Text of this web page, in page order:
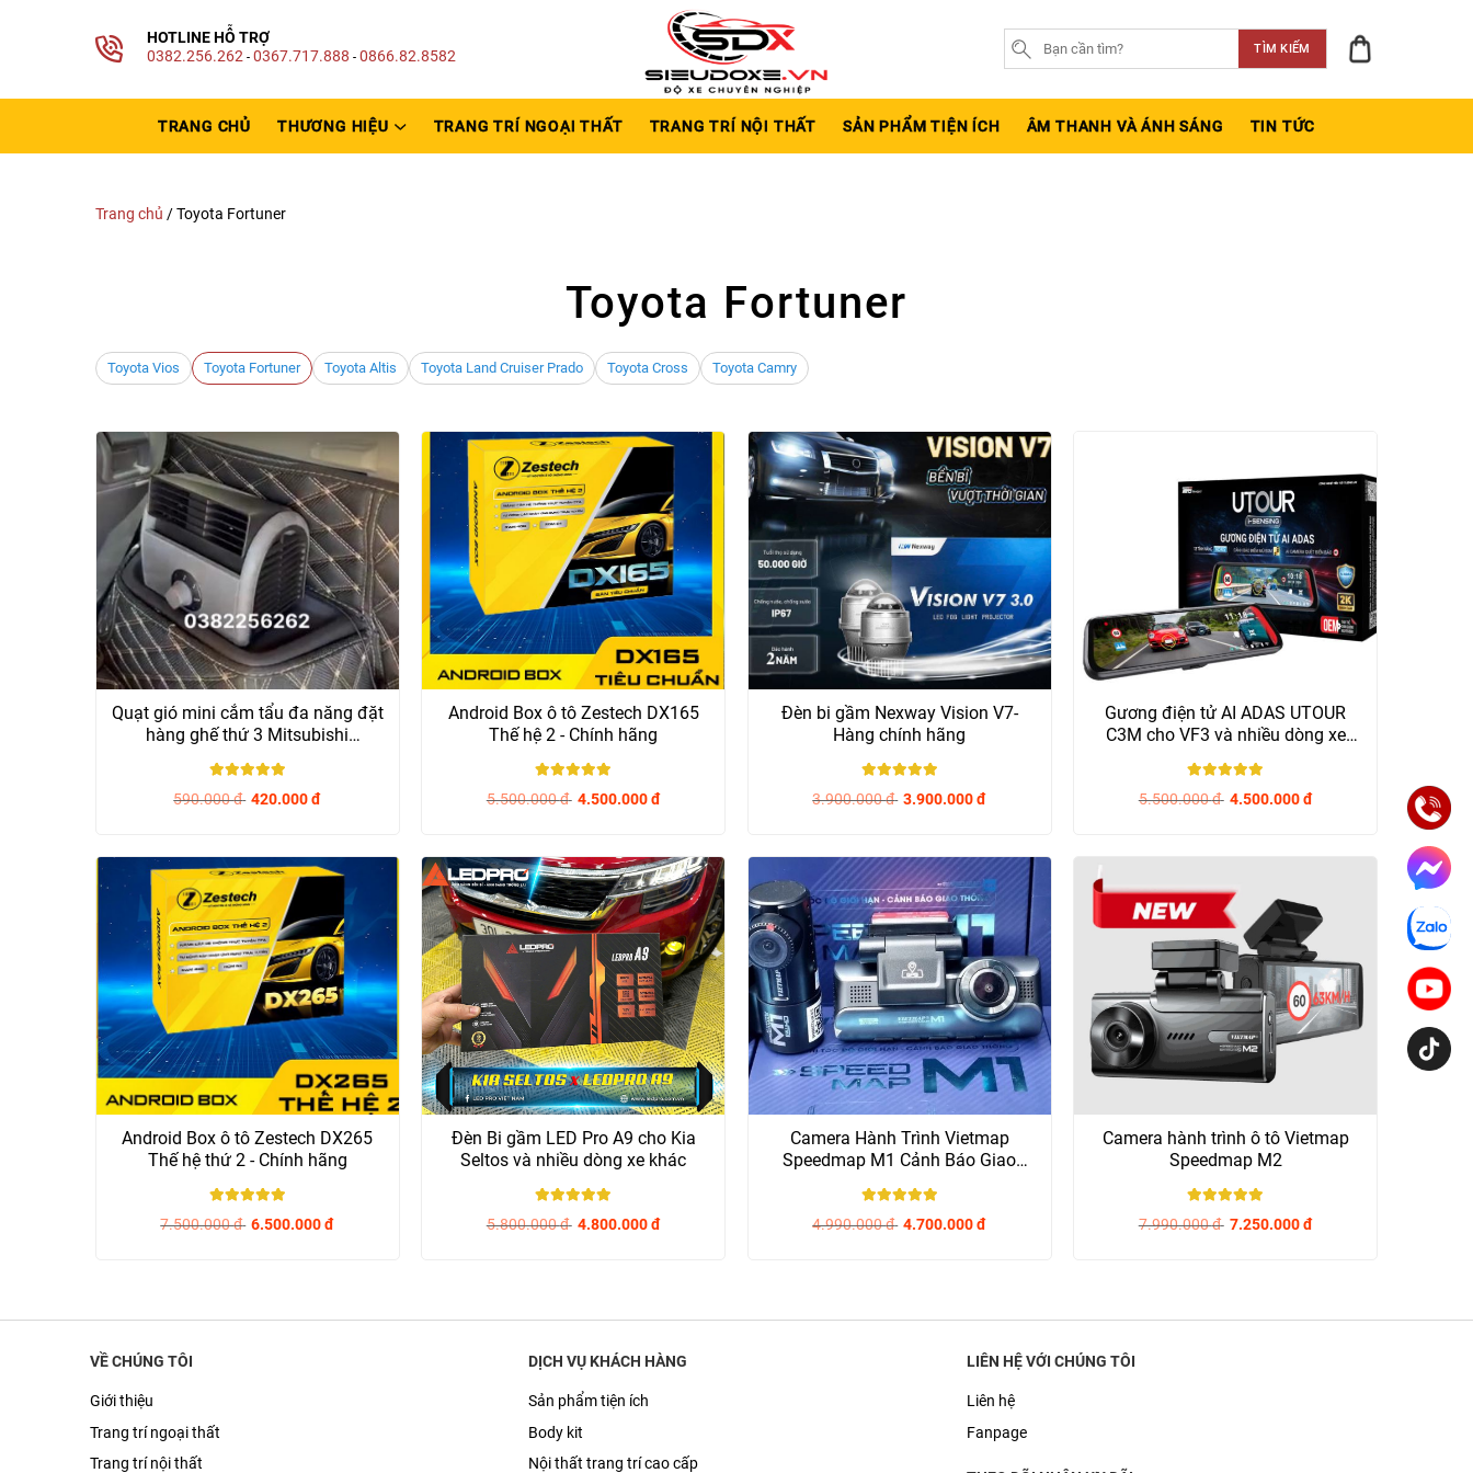
HOTLINE HỖ TRỢ
0382.256.262 - 0367.717.888 - 0866.82.8582 TÌM KIẾM
TRANG CHỦ THƯƠNG HIỆU TRANG TRÍ NGOẠI THẤT TRANG TRÍ NỘI THẤT SẢN PHẨM TIỆN ÍCH ÂM THANH VÀ ÁNH SÁNG TIN TỨC
Trang chủ /Toyota Fortuner
Toyota Fortuner
Toyota Vios Toyota Fortuner Toyota Altis Toyota Land Cruiser Prado Toyota Cross Toyota Camry
Quạt gió mini cắm tẩu đa năng đặt
hàng ghế thứ 3 Mitsubishi
590.000đ 420.000đ
Android Box ô tô Zestech DX165
Thế hệ 2 - Chính hãng
5.500.000đ 4.500.000đ
Đèn bi gầm Nexway Vision V7-
Hàng chính hãng
3.900.000đ 3.900.000đ
Gương điện tử AI ADAS UTOUR
C3M cho VF3 và nhiều dòng xe
5.500.000đ 4.500.000đ
Android Box ô tô Zestech DX265
Thế hệ thứ 2 - Chính hãng
7.500.000đ 6.500.000đ
Đèn Bi gầm LED Pro A9 cho Kia
Seltos và nhiều dòng xe khác
5.800.000đ 4.800.000đ
Camera Hành Trình Vietmap
Speedmap M1 Cảnh Báo Giao
4.990.000đ 4.700.000đ
Camera hành trình ô tô Vietmap
Speedmap M2
7.990.000đ 7.250.000đ
VỀ CHÚNG TÔI
Giới thiệu
Trang trí ngoại thất
Trang trí nội thất
DỊCH VỤ KHÁCH HÀNG
Sản phẩm tiện ích
Body kit
Nội thất trang trí cao cấp
LIÊN HỆ VỚI CHÚNG TÔI
Liên hệ
Fanpage